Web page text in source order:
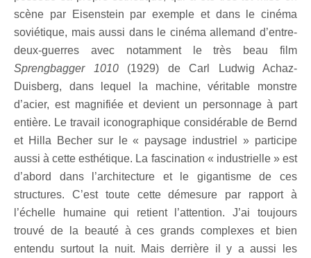
scène par Eisenstein par exemple et dans le cinéma
soviétique, mais aussi dans le cinéma allemand d’entre-
deux-guerres avec notamment le très beau film
Sprengbagger 1010(1929) de Carl Ludwig Achaz-
Duisberg, dans lequel la machine, véritable monstre
d’acier, est magnifiée et devient un personnage à part
entière. Le travail iconographique considérable de Bernd
et Hilla Becher sur le « paysage industriel » participe
aussi à cette esthétique. La fascination « industrielle » est
d’abord dans l’architecture et le gigantisme de ces
structures. C’est toute cette démesure par rapport à
l’échelle humaine qui retient l’attention. J’ai toujours
trouvé de la beauté à ces grands complexes et bien
entendu surtout la nuit. Mais derrière il y a aussi les